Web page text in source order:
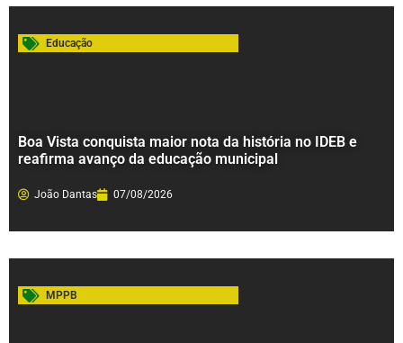
Educação
Boa Vista conquista maior nota da história no IDEB e
reafirma avanço da educação municipal
João Dantas 07/08/2026
MPPB